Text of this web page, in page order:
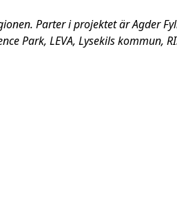
Parter i projektet är Agder
Park, LEVA, Lysekils kommun,